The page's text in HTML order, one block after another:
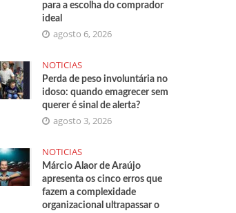
para a escolha do comprador
ideal
agosto 6, 2026
NOTICIAS
Perda de peso involuntária no
idoso: quando emagrecer sem
querer é sinal de alerta?
agosto 3, 2026
NOTICIAS
Márcio Alaor de Araújo
apresenta os cinco erros que
fazem a complexidade
organizacional ultrapassar o